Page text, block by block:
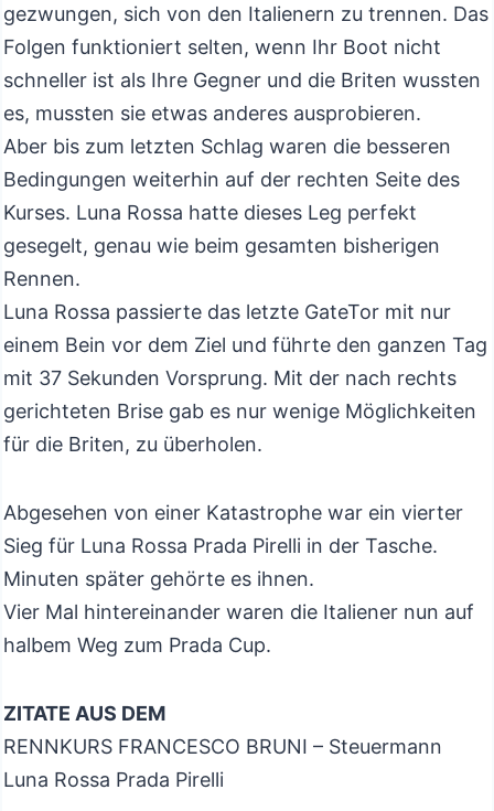
gezwungen, sich von den Italienern zu trennen. Das
Folgen funktioniert selten, wenn Ihr Boot nicht
schneller ist als Ihre Gegner und die Briten wussten
es, mussten sie etwas anderes ausprobieren.
Aber bis zum letzten Schlag waren die besseren
Bedingungen weiterhin auf der rechten Seite des
Kurses. Luna Rossa hatte dieses Leg perfekt
gesegelt, genau wie beim gesamten bisherigen
Rennen.
Luna Rossa passierte das letzte GateTor mit nur
einem Bein vor dem Ziel und führte den ganzen Tag
mit 37 Sekunden Vorsprung. Mit der nach rechts
gerichteten Brise gab es nur wenige Möglichkeiten
für die Briten, zu überholen.
Abgesehen von einer Katastrophe war ein vierter
Sieg für Luna Rossa Prada Pirelli in der Tasche.
Minuten später gehörte es ihnen.
Vier Mal hintereinander waren die Italiener nun auf
halbem Weg zum Prada Cup.
ZITATE AUS DEM
RENNKURS FRANCESCO BRUNI – Steuermann
Luna Rossa Prada Pirelli